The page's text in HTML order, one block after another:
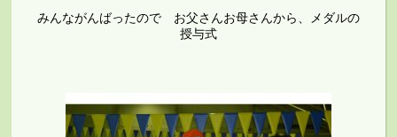
みんながんばったので お父さんお母さんから、メダルの
授与式